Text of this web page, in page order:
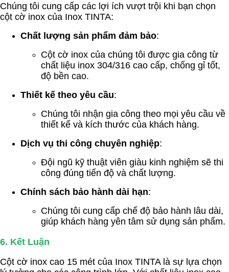
Chúng tôi cung cấp các lợi ích vượt trội khi bạn chọn
cột cờ inox của Inox TINTA:
Chất lượng sản phẩm đảm bảo:
Cột cờ inox của chúng tôi được gia công từ
chất liệu inox 304/316 cao cấp, chống gỉ tốt,
độ bền cao.
Thiết kế theo yêu cầu:
Chúng tôi nhận gia công theo mọi yêu cầu về
thiết kế và kích thước của khách hàng.
Dịch vụ thi công chuyên nghiệp:
Đội ngũ kỹ thuật viên giàu kinh nghiệm sẽ thi
công đúng tiến độ và chất lượng.
Chính sách bảo hành dài hạn:
Chúng tôi cung cấp chế độ bảo hành lâu dài,
giúp khách hàng yên tâm sử dụng sản phẩm.
6. Kết Luận
Cột cờ inox cao 15 mét của Inox TINTA là sự lựa chọn